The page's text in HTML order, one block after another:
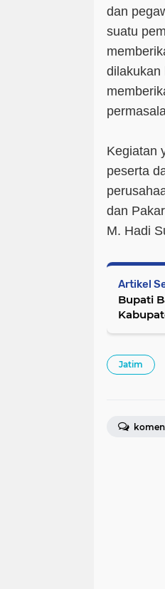
dan
suatu
dilakukan
Kegiatan
peserta
dan
M. Hadi
Artikel
Bupati
Jatim